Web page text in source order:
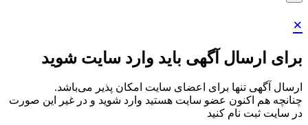
×
برای ارسال آگهی باید وارد سایت شوید
ارسال آگهی تنها برای اعضای سایت امکان پذیر می‌باشد.
چنانچه هم‌ اکنون عضو سایت هستید وارد شوید و در غیر این صورت
در سایت ثبت نام کنید